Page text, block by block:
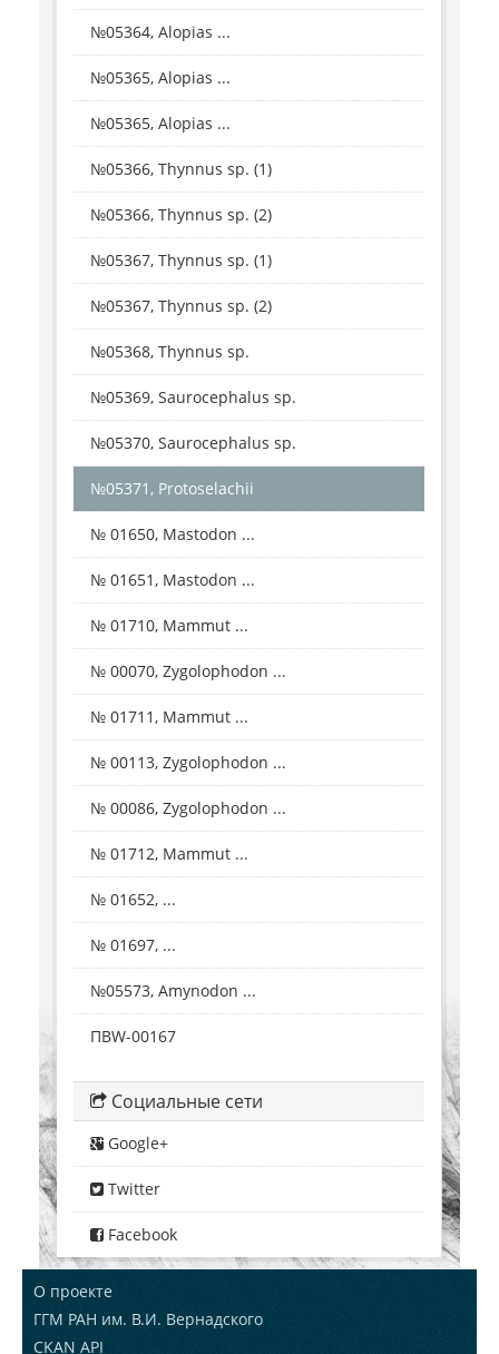
№05364, Alopias ...
№05365, Alopias ...
№05365, Alopias ...
№05366, Thynnus sp. (1)
№05366, Thynnus sp. (2)
№05367, Thynnus sp. (1)
№05367, Thynnus sp. (2)
№05368, Thynnus sp.
№05369, Saurocephalus sp.
№05370, Saurocephalus sp.
№05371, Protoselachii
№ 01650, Mastodon ...
№ 01651, Mastodon ...
№ 01710, Mammut ...
№ 00070, Zygolophodon ...
№ 01711, Mammut ...
№ 00113, Zygolophodon ...
№ 00086, Zygolophodon ...
№ 01712, Mammut ...
№ 01652, ...
№ 01697, ...
№05573, Amynodon ...
ПВW-00167
Социальные сети
Google+
Twitter
Facebook
О проекте
ГГМ РАН им. В.И. Вернадского
CKAN API